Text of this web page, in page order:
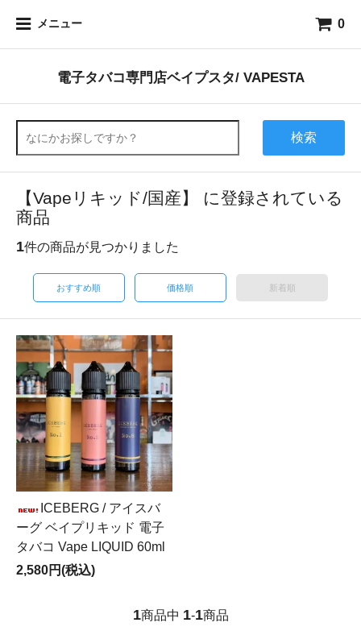
メニュー 0
電子タバコ専門店ベイプスタ/ VAPESTA
検索
【Vapeリキッド/国産】 に登録されている
商品
1件の商品が見つかりました
おすすめ順 価格順 新着順
ICEBERG / アイスバ
ーグ ベイプリキッド 電子
タバコ Vape LIQUID 60ml
2,580円(税込)
1商品中 1-1商品